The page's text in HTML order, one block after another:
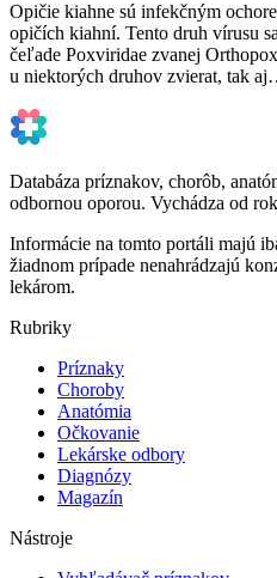
Opičie kiahne sú infekčným
opičích kiahní. Tento druh vírusu
čeľade Poxviridae zvanej
u niektorých druhov zvierat, tak
Databáza príznakov, chorôb,
odbornou oporou. Vychádza od
Informácie na tomto portáli majú
žiadnom prípade nenahrádzajú
lekárom.
Rubriky
Príznaky
Choroby
Anatómia
Očkovanie
Lekárske odbory
Diagnózy
Magazín
Nástroje